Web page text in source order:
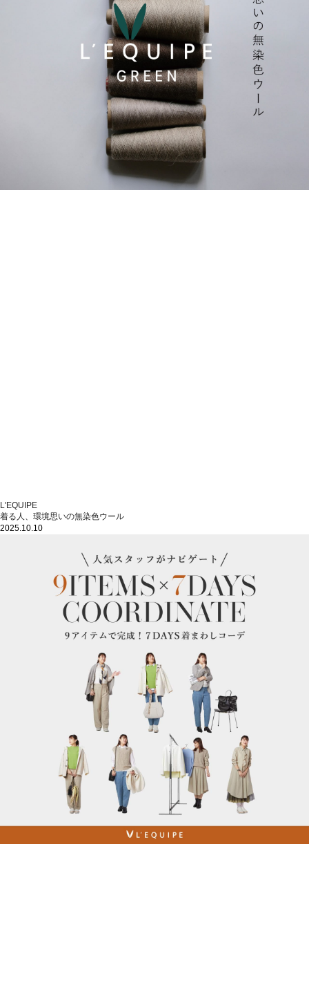
L'EQUIPE
着る人、環境思いの無染色ウール
2025.10.10